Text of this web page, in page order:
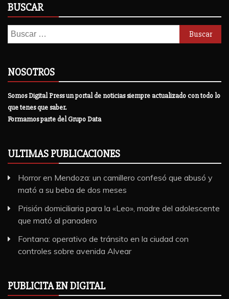
BUSCAR
Buscar:
NOSOTROS
Somos Digital Press un portal de noticias siempre actualizado con todo lo
que tenes que saber.
Formamos parte del Grupo Data
ULTIMAS PUBLICACIONES
Horror en Mendoza: un camillero confesó que abusó y
mató a su beba de dos meses
Prisión domiciliaria para la «Leo», madre del adolescente
que mató al panadero
Fontana: operativo de tránsito en la ciudad con
controles sobre avenida Alvear
PUBLICITA EN DIGITAL